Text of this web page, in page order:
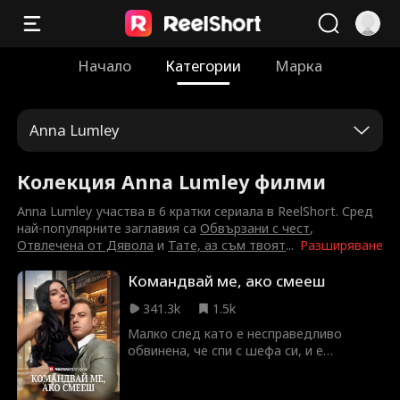
Начало Категории Марка
Anna Lumley
Колекция Anna Lumley филми
Разширяване
Anna Lumley участва в 6 кратки сериала в ReelShort. Сред
най-популярните заглавия саОбвързани с чест,
Отвлечена от Дявола и Тате, аз съм твоят...
Командвай ме, ако смееш
341.3k
1.5k
Малко след като е несправедливо
обвинена, че спи с шефа си, и е